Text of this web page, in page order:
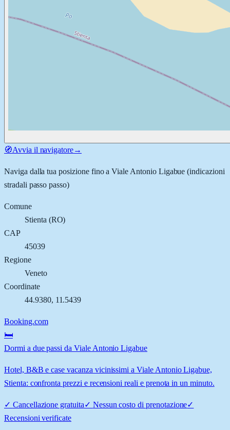
🧭Avvia il navigatore→
Naviga dalla tua posizione fino aViale Antonio Ligabue (indicazioni
stradali passo passo)
Comune
Stienta (RO)
CAP
45039
Regione
Veneto
Coordinate
44.9380, 11.5439
Booking.com
🛏️
Dormi a due passi da Viale Antonio Ligabue
Hotel, B&B e case vacanza vicinissimi a Viale Antonio Ligabue,
Stienta: confronta prezzi e recensioni reali e prenota in un minuto.
✓ Cancellazione gratuita✓ Nessun costo di prenotazione✓
Recensioni verificate